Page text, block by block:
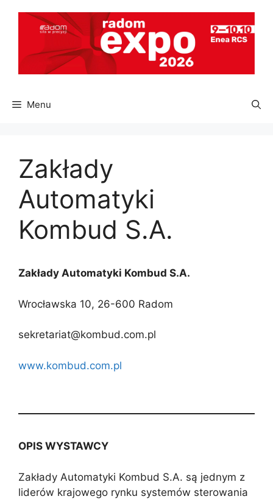
Menu
Zakłady
Automatyki
Kombud S.A.
Zakłady Automatyki Kombud S.A.
Wrocławska 10, 26-600 Radom
sekretariat@kombud.com.pl
www.kombud.com.pl
OPIS WYSTAWCY
Zakłady Automatyki Kombud S.A. są jednym z
liderów krajowego rynku systemów sterowania